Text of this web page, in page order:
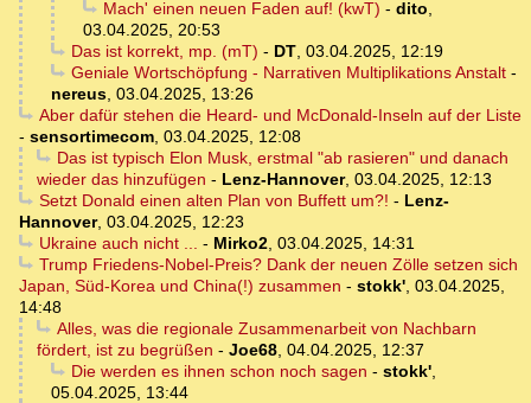
Mach' einen neuen Faden auf! (kwT) - dito,
03.04.2025, 20:53
Das ist korrekt, mp. (mT) - DT, 03.04.2025, 12:19
Geniale Wortschöpfung - Narrativen Multiplikations Anstalt-
nereus, 03.04.2025, 13:26
Aber dafür stehen die Heard- und McDonald-Inseln auf der Liste
- sensortimecom, 03.04.2025, 12:08
Das ist typisch Elon Musk, erstmal "ab rasieren" und danach
wieder das hinzufügen - Lenz-Hannover, 03.04.2025, 12:13
Setzt Donald einen alten Plan von Buffett um?! - Lenz-
Hannover, 03.04.2025, 12:23
Ukraine auch nicht ... - Mirko2, 03.04.2025, 14:31
Trump Friedens-Nobel-Preis? Dank der neuen Zölle setzen sich
Japan, Süd-Korea und China(!) zusammen - stokk', 03.04.2025,
14:48
Alles, was die regionale Zusammenarbeit von Nachbarn
fördert, ist zu begrüßen - Joe68, 04.04.2025, 12:37
Die werden es ihnen schon noch sagen - stokk',
05.04.2025, 13:44